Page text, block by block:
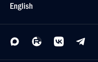
English